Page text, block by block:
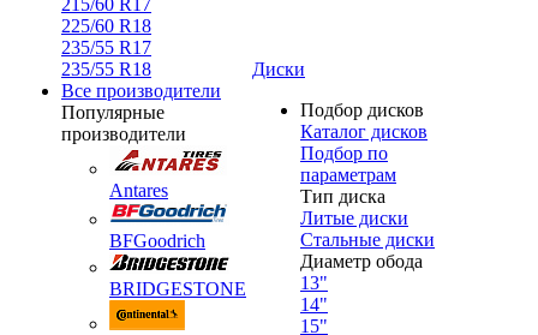
225/60 R18
235/55 R17
235/55 R18
Все производители
Популярные
производители
Antares
BFGoodrich
BRIDGESTONE
Диски
Подбор дисков
Каталог дисков
Подбор по
параметрам
Тип диска
Литые диски
Стальные диски
Диаметр обода
13"
14"
15"